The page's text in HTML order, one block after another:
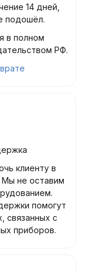
14 дней,
подошёл.
в полном
РФ.
клиенту в
Мы не оставим
помогут
связанных с
приборов.